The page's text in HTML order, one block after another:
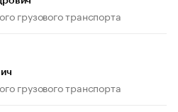
грузового транспорта
грузового транспорта